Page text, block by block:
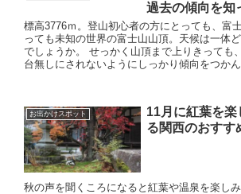
過去の傾向を知
標高3776ｍ。登山初心者の方にとっても、富
っても未知の世界の富士山山頂。天候は一体
でしょうか。 せっかく山頂まで上りきっても
台無しにされないようにしっかり傾向をつか
お出かけスポット
11月に紅葉を
る関西のおすす
秋の声を聞くころになると紅葉や温泉を楽し